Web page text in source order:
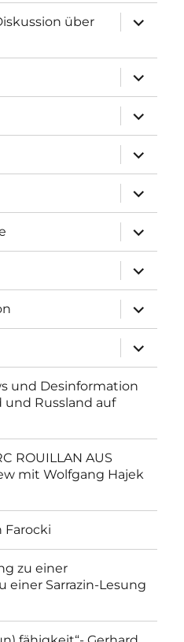
über
anzeigen
anzeigen
anzeigen
anzeigen
anzeigen
anzeigen
anzeigen
anzeigen
anzeigen
und Desinformation
Russland auf
ROUILLAN AUS
mit Wolfgang Hajek
Farocki
zu einer
einer Sarrazin-Lesung